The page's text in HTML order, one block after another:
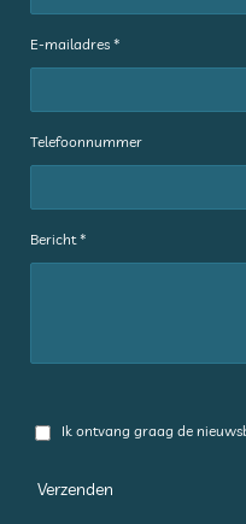
E-mailadres *
Telefoonnummer
Bericht *
Ik ontvang graag de
Verzenden